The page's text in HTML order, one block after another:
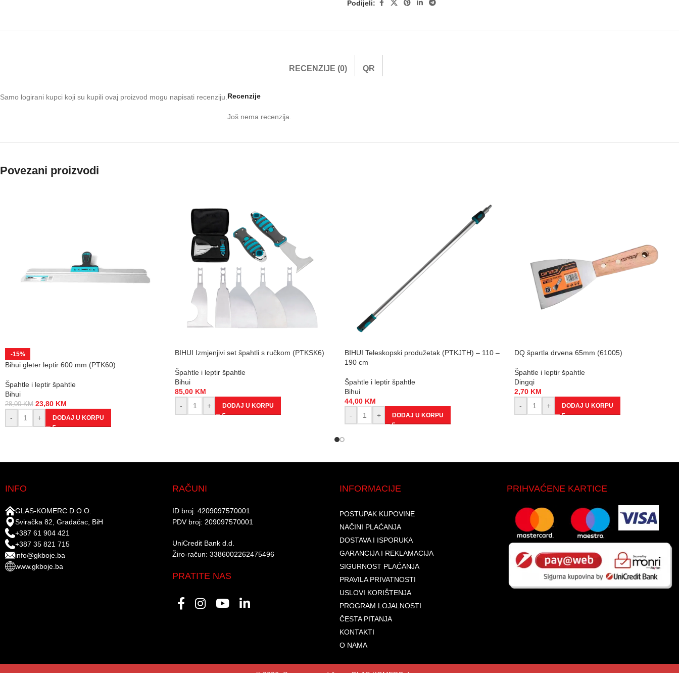
Podijeli:
RECENZIJE (0) QR
Recenzije
Još nema recenzija.
Samo logirani kupci koji su kupili ovaj proizvod mogu napisati recenziju.
Povezani proizvodi
-15%
Bihui gleter leptir 600 mm (PTK60)
Špahtle i leptir špahtle
Bihui
28,00KM 23,80 KM
-
+ DODAJ U KORPU
BIHUI Izmjenjivi set špahtli s ručkom (PTKSK6)
Špahtle i leptir špahtle
Bihui
85,00 KM
-
+ DODAJ U KORPU
BIHUI Teleskopski produžetak (PTKJTH) – 110 –
190 cm
Špahtle i leptir špahtle
Bihui
44,00 KM
-
+ DODAJ U KORPU
DQ špartla drvena 65mm (61005)
Špahtle i leptir špahtle
Dingqi
2,70 KM
-
+ DODAJ U KORPU
INFO
GLAS-KOMERC D.O.O.
Sviračka 82, Gradačac, BiH
+387 61 904 421
+387 35 821 715
info@gkboje.ba
www.gkboje.ba
RAČUNI
ID broj: 4209097570001​
PDV broj: 209097570001 ​
UniCredit Bank d.d.​
Žiro-račun: 3386002262475496​​
PRATITE NAS
INFORMACIJE
POSTUPAK KUPOVINE
NAČINI PLAĆANJA
DOSTAVA I ISPORUKA
GARANCIJA I REKLAMACIJA
SIGURNOST PLAĆANJA
PRAVILA PRIVATNOSTI
USLOVI KORIŠTENJA
PROGRAM LOJALNOSTI
ČESTA PITANJA
KONTAKTI
O NAMA
PRIHVAĆENE KARTICE
© 2026. Sva prava zadržana. GLAS-KOMERC d.o.o.